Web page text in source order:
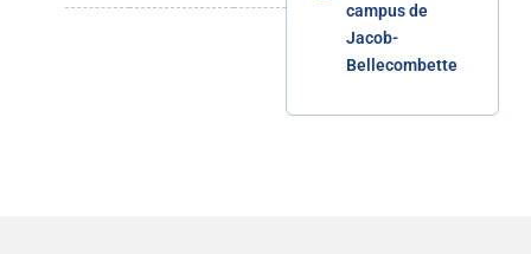
campus de
Jacob-
Bellecombette